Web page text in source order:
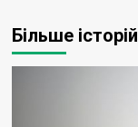
Більше історій